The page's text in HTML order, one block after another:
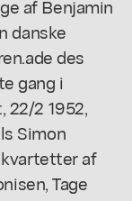
af Benjamin
danske
des
gang i
22/2 1952,
Simon
af
Tage